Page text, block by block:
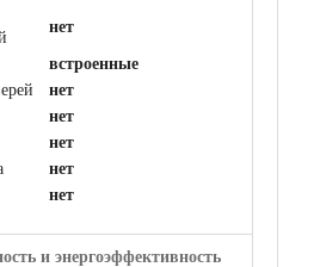
нет
встроенные
нет
нет
нет
нет
нет
и энергоэффективность